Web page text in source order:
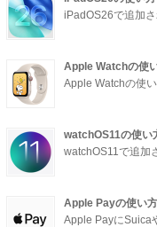
iPadOS26で追加
Apple Watchの使
Apple Watchの使
watchOS11の使い
watchOS11で追加
Apple Payの使い方
Apple PayにSuica